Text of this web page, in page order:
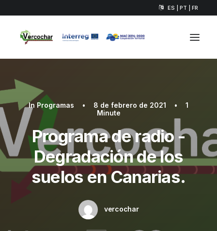
ES | PT | FR
In Programas • 8 de febrero de 2021 •
1
Minute
Programa de radio -
Degradación de los
suelos en Canarias.
vercochar